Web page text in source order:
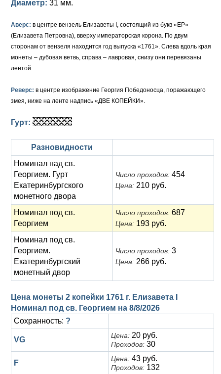
Для Польши
Памятные и донативные
Для Польши
Медь
Сибирские монеты
Таврические монеты
Золото
Серебро
Для Пруссии
Ливонезы
Альбертусталер
Иоанн Антонович (1740-1741)
Анна Иоанновна (1730-1740)
Петр I (1682-1725)
Золото
Медь
Для Речи Посполитой
Диаметр: 31 мм.
Аверс: в центре вензель Елизаветы I, состоящий из букв «EP»
(Елизавета Петровна), вверху императорская корона. По двум
сторонам от вензеля находится год выпуска «1761». Слева вдоль края
монеты – дубовая ветвь, справа – лавровая, снизу они перевязаны
лентой.
Реверс: в центре изображение Георгия Победоносца, поражающего
змея, ниже на ленте надпись «ДВЕ КОПЕЙКИ».
Гурт:
Разновидности
Номинал над св.
Георгием. Гурт
Екатеринбургского
монетного двора
Число проходов: 454
Цена: 210 руб.
Номинал под св.
Георгием
Число проходов: 687
Цена: 193 руб.
Номинал под св.
Георгием.
Екатеринбургский
монетный двор
Число проходов: 3
Цена: 266 руб.
Цена монеты 2 копейки 1761 г. Елизавета I
Номинал под св. Георгием на 8/8/2026
Сохранность: ?
VG Цена: 20 руб.
Проходов: 30
F Цена: 43 руб.
Проходов: 132